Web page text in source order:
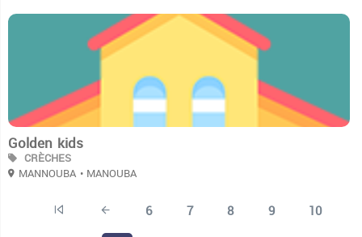
Golden kids
CRÈCHES
MANNOUBA • MANOUBA
6 7 8 9
10